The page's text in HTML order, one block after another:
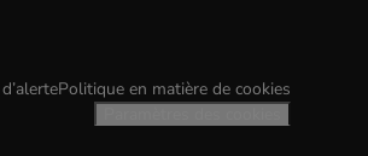
Politique en matière de cookies